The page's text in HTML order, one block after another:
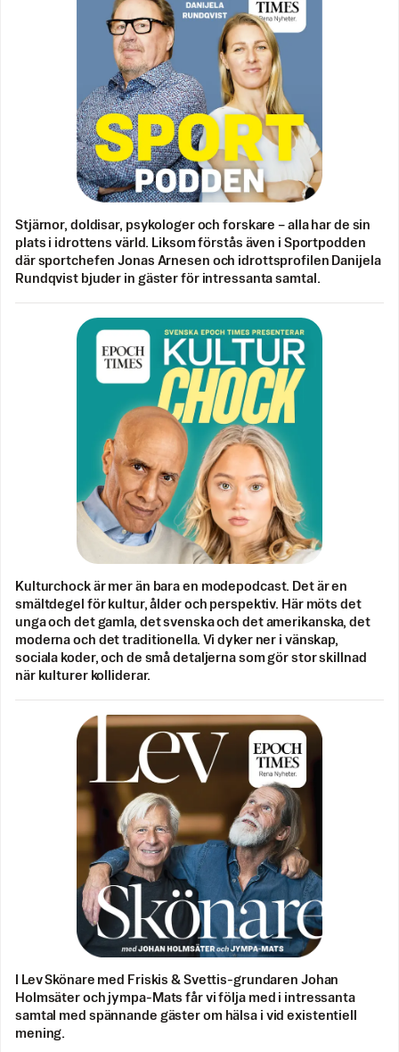
Stjärnor, doldisar, psykologer och forskare – alla har de sin
plats i idrottens värld. Liksom förstås även i Sportpodden
där sportchefen Jonas Arnesen och idrottsprofilen Danijela
Rundqvist bjuder in gäster för intressanta samtal.
Kulturchock är mer än bara en modepodcast. Det är en
smältdegel för kultur, ålder och perspektiv. Här möts det
unga och det gamla, det svenska och det amerikanska, det
moderna och det traditionella. Vi dyker ner i vänskap,
sociala koder, och de små detaljerna som gör stor skillnad
när kulturer kolliderar.
I Lev Skönare med Friskis & Svettis-grundaren Johan
Holmsäter och jympa-Mats får vi följa med i intressanta
samtal med spännande gäster om hälsa i vid existentiell
mening.